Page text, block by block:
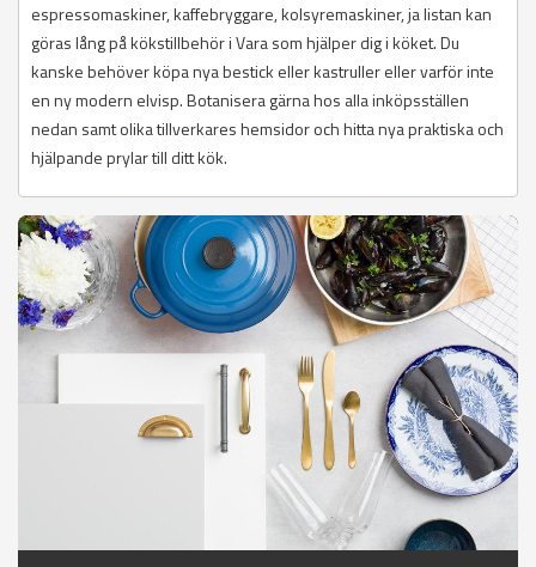
espressomaskiner, kaffebryggare, kolsyremaskiner, ja listan kan
göras lång på kökstillbehör i Vara som hjälper dig i köket. Du
kanske behöver köpa nya bestick eller kastruller eller varför inte
en ny modern elvisp. Botanisera gärna hos alla inköpsställen
nedan samt olika tillverkares hemsidor och hitta nya praktiska och
hjälpande prylar till ditt kök.